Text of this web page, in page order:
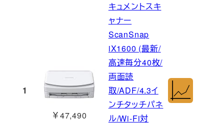
1
￥47,490
キュメントスキ
ャナー
ScanSnap
iX1600 (最新/
高速毎分40枚/
両面読
取/ADF/4.3イ
ンチタッチパネ
ル/Wi-Fi対